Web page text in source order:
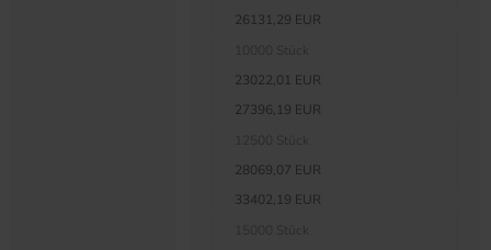
26131,29 EUR
23022,01 EUR
27396,19 EUR
28069,07 EUR
33402,19 EUR